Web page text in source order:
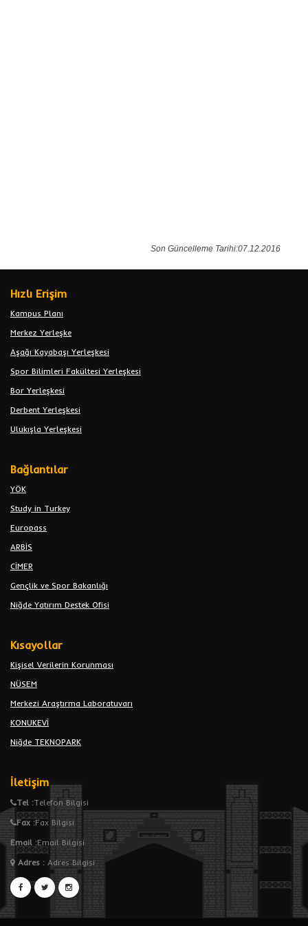
Son Güncelleme Tarihi:07.12.2016
Hızlı Erişim
Kampus Planı
Merkez Yerleşke
Aşağı Kayabaşı Yerleşkesi
Spor Bilimleri Fakültesi Yerleşkesi
Bor Yerleşkesi
Derbent Yerleşkesi
Ulukışla Yerleşkesi
Bağlantılar
YÖK
Study in Turkey
Europass
ARBİS
CİMER
Gençlik ve Spor Bakanlığı
Niğde Yatırım Destek Ofisi
Kısayollar
Kişisel Verilerin Korunması
NÜSEM
Merkezi Araştırma Laboratuvarı
KONUKEVİ
Niğde TEKNOPARK
İletişim
Tel :Telefon Bilgisi
Fax :Fax Bilgisi
Email :Email Bilgisi
Adres : Adres Bilgisi